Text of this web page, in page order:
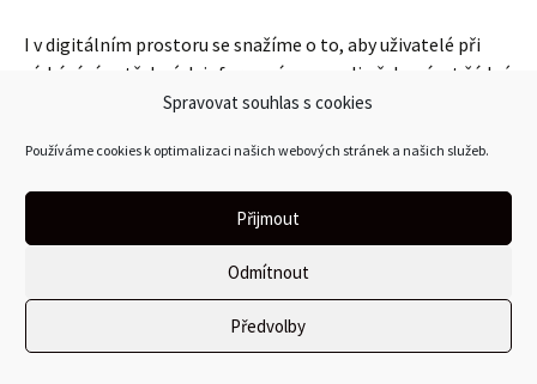
Spravovat souhlas s cookies
Používáme cookies k optimalizaci našich webových stránek a našich služeb.
Přijmout
Odmítnout
Předvolby
I v digitálním prostoru se snažíme o to, aby uživatelé při
získávání potřebných informací nemuseli překonávat žádné
překážky. Registrovaní účastníci dostávají všechny
si mohli vybrat tu, která jim nejlépe vyhovuje. Individuální
rozvrh zasíláme prostřednictvím SMS, aby jej měli účastníci
vždy po ruce ve svém mobilním telefonu.
Potřebám primární cílové skupiny je také uzpůsoben výklad
a způsob vedení workshopů. Pro tuto formu vzdělávání
(skupina přibližně 5 účastníků a 2 lektoři) jsme se rozhodli
právě proto, aby uživatelé měli dostatek času a prostoru si